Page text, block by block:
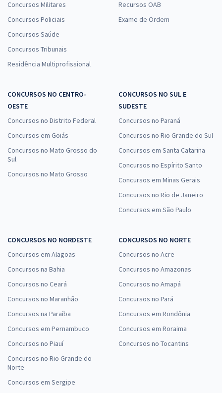
Concursos Militares
Concursos Policiais
Concursos Saúde
Concursos Tribunais
Residência Multiprofissional
Recursos OAB
Exame de Ordem
CONCURSOS NO CENTRO-
OESTE
Concursos no Distrito Federal
Concursos em Goiás
Concursos no Mato Grosso do
Sul
Concursos no Mato Grosso
CONCURSOS NO SUL E
SUDESTE
Concursos no Paraná
Concursos no Rio Grande do Sul
Concursos em Santa Catarina
Concursos no Espírito Santo
Concursos em Minas Gerais
Concursos no Rio de Janeiro
Concursos em São Paulo
CONCURSOS NO NORDESTE
Concursos em Alagoas
Concursos na Bahia
Concursos no Ceará
Concursos no Maranhão
Concursos na Paraíba
Concursos em Pernambuco
Concursos no Piauí
Concursos no Rio Grande do
Norte
Concursos em Sergipe
CONCURSOS NO NORTE
Concursos no Acre
Concursos no Amazonas
Concursos no Amapá
Concursos no Pará
Concursos em Rondônia
Concursos em Roraima
Concursos no Tocantins